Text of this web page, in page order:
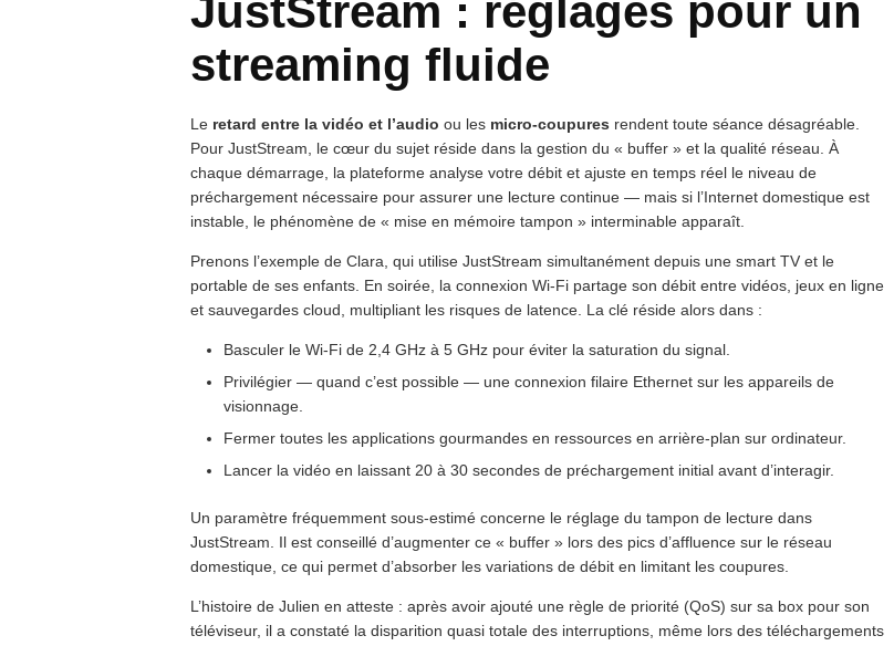
JustStream : réglages pour un
streaming fluide
Le retard entre la vidéo et l’audio ou les micro-coupures rendent toute séance désagréable.
Pour JustStream, le cœur du sujet réside dans la gestion du « buffer » et la qualité réseau. À
chaque démarrage, la plateforme analyse votre débit et ajuste en temps réel le niveau de
préchargement nécessaire pour assurer une lecture continue — mais si l’Internet domestique est
instable, le phénomène de « mise en mémoire tampon » interminable apparaît.
Prenons l’exemple de Clara, qui utilise JustStream simultanément depuis une smart TV et le
portable de ses enfants. En soirée, la connexion Wi-Fi partage son débit entre vidéos, jeux en ligne
et sauvegardes cloud, multipliant les risques de latence. La clé réside alors dans :
Basculer le Wi-Fi de 2,4 GHz à 5 GHz pour éviter la saturation du signal.
Privilégier — quand c’est possible — une connexion filaire Ethernet sur les appareils de
visionnage.
Fermer toutes les applications gourmandes en ressources en arrière-plan sur ordinateur.
Lancer la vidéo en laissant 20 à 30 secondes de préchargement initial avant d’interagir.
Un paramètre fréquemment sous-estimé concerne le réglage du tampon de lecture dans
JustStream. Il est conseillé d’augmenter ce « buffer » lors des pics d’affluence sur le réseau
domestique, ce qui permet d’absorber les variations de débit en limitant les coupures.
L’histoire de Julien en atteste : après avoir ajouté une règle de priorité (QoS) sur sa box pour son
téléviseur, il a constaté la disparition quasi totale des interruptions, même lors des téléchargements